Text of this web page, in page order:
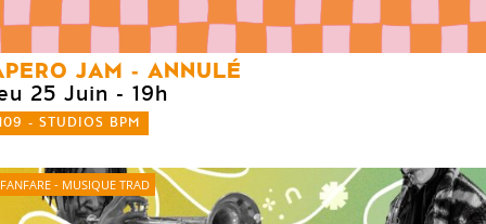
JAM - ANNULÉ
25 Juin - 19h
- STUDIOS BPM
FANFARE - MUSIQUE TRAD